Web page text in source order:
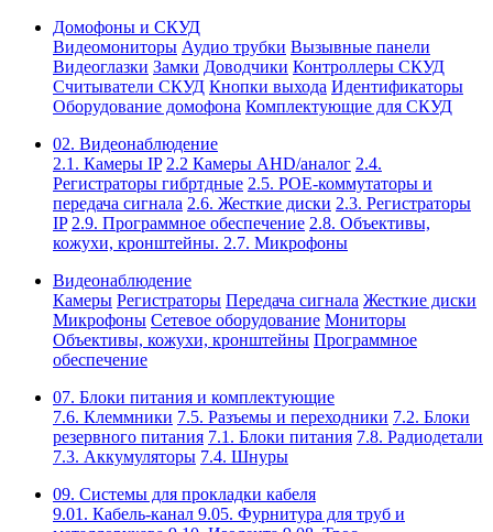
Домофоны и СКУД
Видеомониторы Аудио трубки Вызывные панели
Видеоглазки Замки Доводчики Контроллеры СКУД
Считыватели СКУД Кнопки выхода Идентификаторы
Оборудование домофона Комплектующие для СКУД
02. Видеонаблюдение
2.1. Камеры IP 2.2 Камеры AHD/аналог 2.4.
Регистраторы гибртдные 2.5. РОЕ-коммутаторы и
передача сигнала 2.6. Жесткие диски 2.3. Регистраторы
IP 2.9. Программное обеспечение 2.8. Объективы,
кожухи, кронштейны. 2.7. Микрофоны
Видеонаблюдение
Камеры Регистраторы Передача сигнала Жесткие диски
Микрофоны Сетевое оборудование Мониторы
Объективы, кожухи, кронштейны Программное
обеспечение
07. Блоки питания и комплектующие
7.6. Клеммники 7.5. Разъемы и переходники 7.2. Блоки
резервного питания 7.1. Блоки питания 7.8. Радиодетали
7.3. Аккумуляторы 7.4. Шнуры
09. Системы для прокладки кабеля
9.01. Кабель-канал 9.05. Фурнитура для труб и